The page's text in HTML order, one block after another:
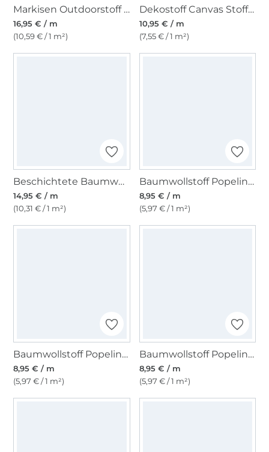
Markisen Outdoorstoff gelb, weiss 160 cm
16,95 € / m
(10,59 € / 1 m²)
Dekostoff Canvas Stoff uni schwarz
10,95 € / m
(7,55 € / 1 m²)
Beschichtete Baumwolle Abstract Shapes, rot
14,95 € / m
(10,31 € / 1 m²)
Baumwollstoff Popeline hellmint
8,95 € / m
(5,97 € / 1 m²)
Baumwollstoff Popeline, hellblau
8,95 € / m
(5,97 € / 1 m²)
Baumwollstoff Popeline jeansblau
8,95 € / m
(5,97 € / 1 m²)